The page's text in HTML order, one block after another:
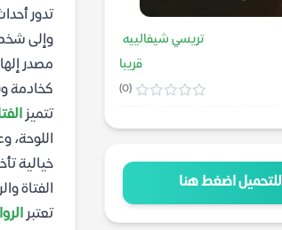
تريسي شيفالييه
قريبا
(0)
للتحميل اضغط هنا
تدور
وإلى
مصدر
كخادمة
تتميز
اللوحة،
خيالية
الفتاة
تعتبر